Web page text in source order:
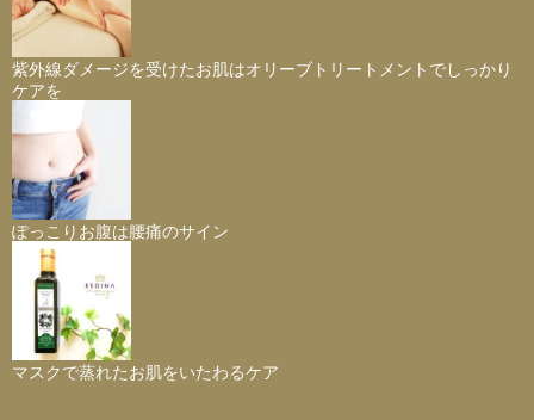
紫外線ダメージを受けたお肌はオリーブトリートメントでしっかり
ケアを
ぽっこりお腹は腰痛のサイン
マスクで蒸れたお肌をいたわるケア